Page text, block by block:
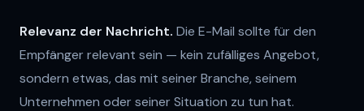
Relevanz der Nachricht. Die E-Mail sollte für den
Empfänger relevant sein — kein zufälliges Angebot,
sondern etwas, das mit seiner Branche, seinem
Unternehmen oder seiner Situation zu tun hat.